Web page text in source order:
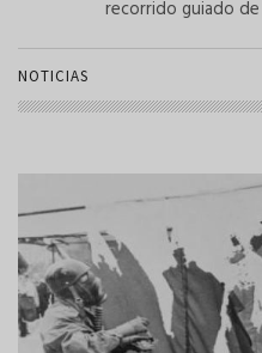
recorrido guiado
NOTICIAS